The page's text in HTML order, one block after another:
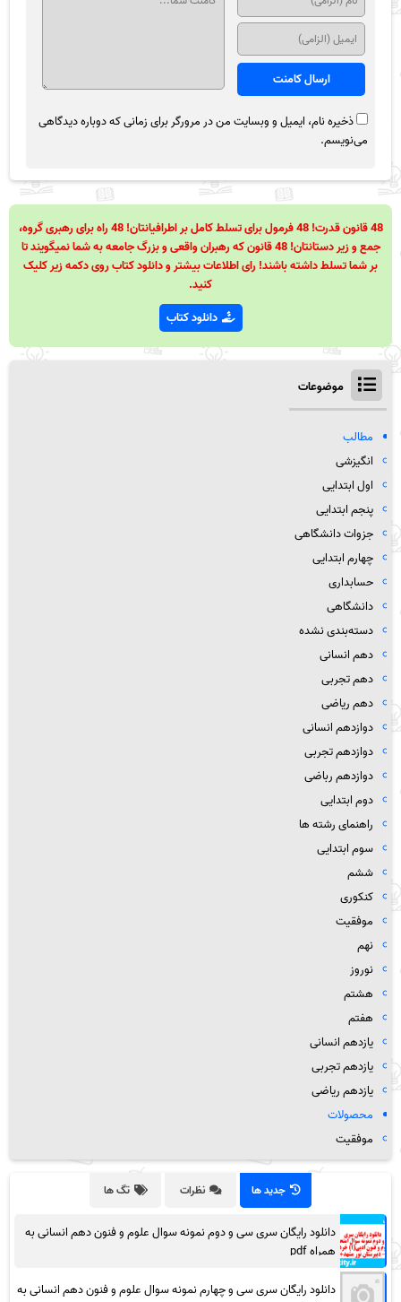
ذخیره نام، ایمیل و وبسایت من در مرورگر برای زمانی که دوباره دیدگاهی
می‌نویسم.
48 قانون قدرت! 48 فرمول برای تسلط کامل بر اطرافیانتان! 48 راه برای رهبری گروه،
جمع و زیر دستانتان! 48 قانون که رهبران واقعی و بزرگ جامعه به شما نمیگویند تا
بر شما تسلط داشته باشند! رای اطلاعات بیشتر و دانلود کتاب روی دکمه زیر کلیک
کنید.
دانلود کتاب
موضوعات
مطالب
انگیزشی
اول ابتدایی
پنجم ابتدایی
جزوات دانشگاهی
چهارم ابتدایی
حسابداری
دانشگاهی
دسته‌بندی نشده
دهم انسانی
دهم تجربی
دهم ریاضی
دوازدهم انسانی
دوازدهم تجربی
دوازدهم رباضی
دوم ابتدایی
راهنمای رشته ها
سوم ابتدایی
ششم
کنکوری
موفقیت
نهم
نوروز
هشتم
هفتم
یازدهم انسانی
یازدهم تجربی
یازدهم ریاضی
محصولات
موفقیت
جدید ها نظرات تگ ها
دانلود رایگان سری سی و دوم نمونه سوال علوم و فنون دهم انسانی به
همراه pdf
دانلود رایگان سری سی و چهارم نمونه سوال علوم و فنون دهم انسانی به